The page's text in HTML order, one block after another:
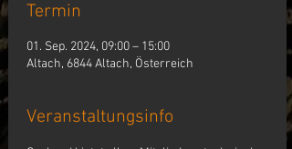
Termin
01. Sep. 2024, 09:00 – 15:00
Altach, 6844 Altach, Österreich
Veranstaltungsinfo